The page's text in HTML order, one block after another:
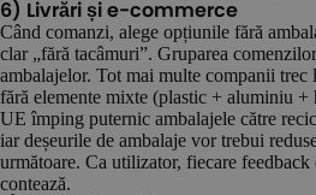
6) Livrări și e-commerce
Când comanzi, alege opțiunile fără
clar „fără tacâmuri”. Gruparea
ambalajelor. Tot mai multe companii trec
fără elemente mixte (plastic + aluminiu
UE împing puternic ambalajele către
iar deșeurile de ambalaje vor trebui
următoare. Ca utilizator, fiecare feedback
contează.